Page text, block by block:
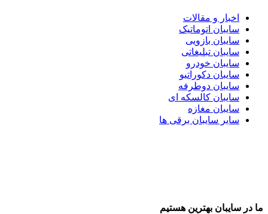
اخبار و مقالات
سایبان اتوماتیک
سایبان بازویی
سایبان تبلیغاتی
سایبان خودرو
سایبان دکوراتیو
سایبان دوطرفه
سایبان کالسکه ای
سایبان مغازه
سایر سایبان برقی ها
ما در سایبان بهترین هستیم